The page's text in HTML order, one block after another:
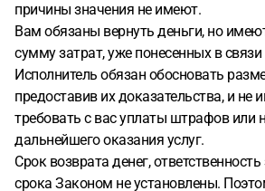
причины значения не имеют.
Вам обязаны вернуть деньги, но
сумму затрат, уже понесенных в
Исполнитель обязан обосновать
предоставив их доказательства, и не
требовать с вас уплаты штрафов или
дальнейшего оказания услуг.
Срок возврата денег,
срока Законом не установлены.